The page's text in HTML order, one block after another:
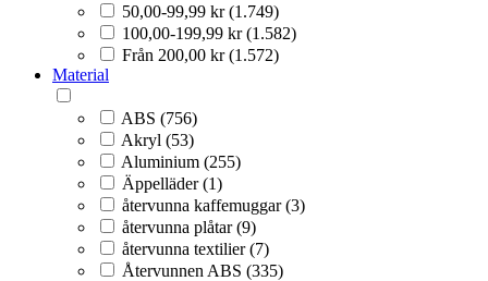
50,00-99,99 kr (1.749)
100,00-199,99 kr (1.582)
Från 200,00 kr (1.572)
Material
ABS (756)
Akryl (53)
Aluminium (255)
Äppelläder (1)
återvunna kaffemuggar (3)
återvunna plåtar (9)
återvunna textilier (7)
Återvunnen ABS (335)